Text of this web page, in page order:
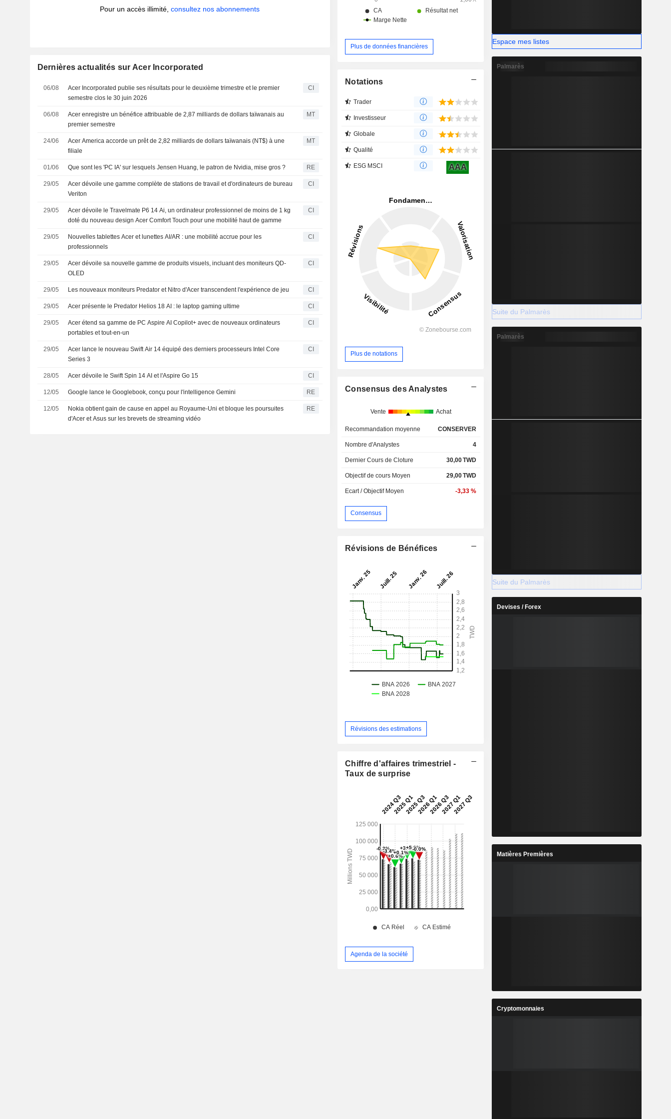
Pour un accès illimité,consultez nos abonnements
Dernières actualités sur Acer Incorporated
06/08
Acer Incorporated publie ses résultats pour le deuxième trimestre et le premier
semestre clos le 30 juin 2026
CI
06/08
Acer enregistre un bénéfice attribuable de 2,87 milliards de dollars taïwanais au
premier semestre
MT
24/06
Acer America accorde un prêt de 2,82 milliards de dollars taïwanais (NT$) à une
filiale
MT
01/06 Que sont les 'PC IA' sur lesquels Jensen Huang, le patron de Nvidia, mise gros ? RE
29/05
Acer dévoile une gamme complète de stations de travail et d'ordinateurs de bureau
Veriton
CI
29/05
Acer dévoile le Travelmate P6 14 Ai, un ordinateur professionnel de moins de 1 kg
doté du nouveau design Acer Comfort Touch pour une mobilité haut de gamme
CI
29/05
Nouvelles tablettes Acer et lunettes AI/AR : une mobilité accrue pour les
professionnels
CI
29/05
Acer dévoile sa nouvelle gamme de produits visuels, incluant des moniteurs QD-
OLED
CI
29/05 Les nouveaux moniteurs Predator et Nitro d'Acer transcendent l'expérience de jeu CI
29/05 Acer présente le Predator Helios 18 AI : le laptop gaming ultime CI
29/05
Acer étend sa gamme de PC Aspire AI Copilot+ avec de nouveaux ordinateurs
portables et tout-en-un
CI
29/05
Acer lance le nouveau Swift Air 14 équipé des derniers processeurs Intel Core
Series 3
CI
28/05 Acer dévoile le Swift Spin 14 AI et l'Aspire Go 15 CI
12/05 Google lance le Googlebook, conçu pour l'intelligence Gemini RE
12/05
Nokia obtient gain de cause en appel au Royaume-Uni et bloque les poursuites
d'Acer et Asus sur les brevets de streaming vidéo
RE
Plus de données financières
Notations
Trader
Investisseur
Globale
Qualité
ESG MSCI AAA
Plus de notations
Consensus des Analystes
Vente Achat
Recommandation moyenne CONSERVER
Nombre d'Analystes 4
Dernier Cours de Cloture 30,00TWD
Objectif de cours Moyen 29,00TWD
Ecart / Objectif Moyen -3,33 %
Consensus
Révisions de Bénéfices
Révisions des estimations
Chiffre d'affaires trimestriel -
Taux de surprise
Agenda de la société
Espace mes listes
Palmarès
Suite du Palmarès
Palmarès
Suite du Palmarès
Devises / Forex
Matières Premières
Cryptomonnaies